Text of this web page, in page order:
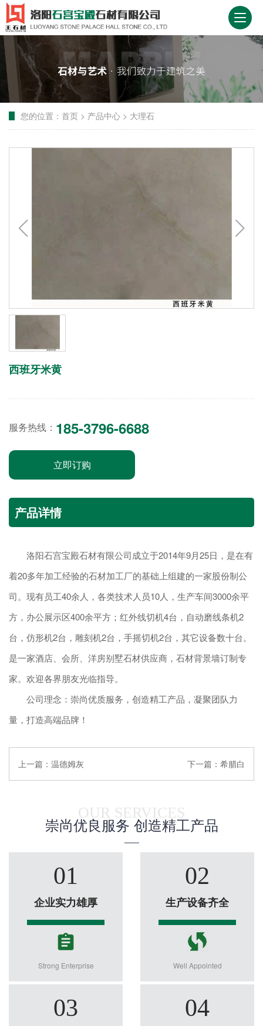
您的位置： 首页 > 产品中心 > 大理石
西班牙米黄
服务热线： 185-3796-6688
立即订购
产品详情
洛阳石宫宝殿石材有限公司成立于2014年9月25日，是在有
着20多年加工经验的石材加工厂的基础上组建的一家股份制公
司。现有员工40余人，各类技术人员10人，生产车间3000余平
方，办公展示区400余平方；红外线切机4台，自动磨线条机2
台，仿形机2台，雕刻机2台，手摇切机2台，其它设备数十台。
是一家酒店、会所、洋房别墅石材供应商，石材背景墙订制专
家。欢迎各界朋友光临指导。
公司理念：崇尚优质服务，创造精工产品，凝聚团队力
量，打造高端品牌！
上一篇： 温德姆灰 下一篇： 希腊白
OUR SERVICES
崇尚优良服务 创造精工产品
01
企业实力雄厚
Strong Enterprise
02
生产设备齐全
Well Appointed
03 04